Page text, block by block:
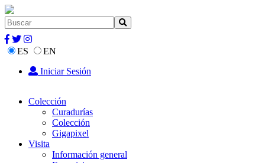
ES
EN
Iniciar Sesión
Colección
Curadurías
Colección
Gigapixel
Visita
Información general